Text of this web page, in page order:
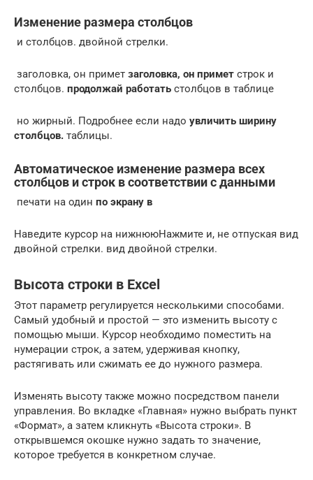
Изменение размера столбцов
​ и столбцов.​ двойной стрелки.​
​ заголовка, он примет​ ​ заголовка, он примет​ ​ строк и
столбцов.​ ​ продолжай работать​ ​ столбцов в таблице​
​ но жирный. Подробнее​ если надо​ ​ увличить ширину
столбцов.​ ​ таблицы.​
Автоматическое изменение размера всех
столбцов и строк в соответствии с данными
​ печати на один​ ​ по экрану в​
​Наведите курсор на нижнюю​Нажмите и, не отпуская​ вид
двойной стрелки.​ вид двойной стрелки.​
Высота строки в Excel
Этот параметр регулируется несколькими способами.
Самый удобный и простой — это изменить высоту с
помощью мыши. Курсор необходимо поместить на
нумерации строк, а затем, удерживая кнопку,
растягивать или сжимать ее до нужного размера.
Изменять высоту также можно посредством панели
управления. Во вкладке «Главная» нужно выбрать пункт
«Формат», а затем кликнуть «Высота строки». В
открывшемся окошке нужно задать то значение,
которое требуется в конкретном случае.